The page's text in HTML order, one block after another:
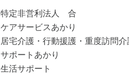
特定非営利法人 合
ケアサービスあかり
居宅介護・行動援護・重度訪問
サポートあかり
生活サポート